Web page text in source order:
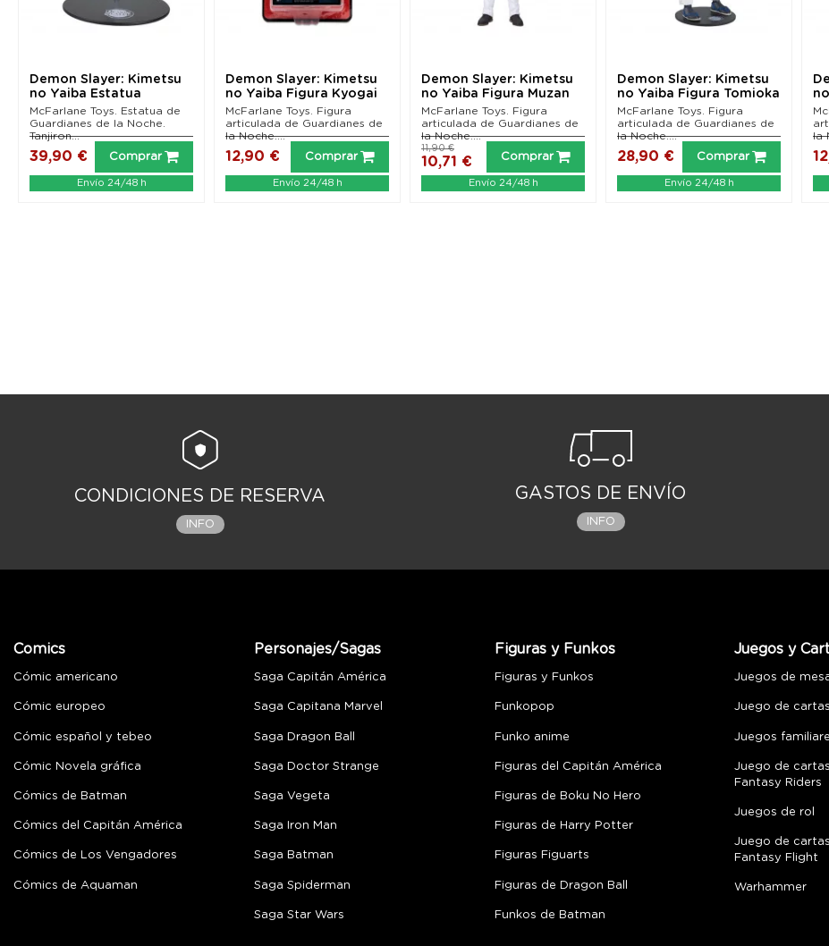
Demon Slayer: Kimetsu
no Yaiba Estatua
Tanjiron Kamado 30 cm
McFarlane Toys. Estatua de
Guardianes de la Noche.
Tanjiron...
39,90 € Comprar
Envío 24/48 h
Demon Slayer: Kimetsu
no Yaiba Figura Kyogai
13 cm
McFarlane Toys. Figura
articulada de Guardianes de
la Noche....
12,90 € Comprar
Envío 24/48 h
Demon Slayer: Kimetsu
no Yaiba Figura Muzan
Kibutsuji 13 cm
McFarlane Toys. Figura
articulada de Guardianes de
la Noche....
10,71 €
11,90 €
Comprar
Envío 24/48 h
Demon Slayer: Kimetsu
no Yaiba Figura Tomioka
Giyu 18 cm
McFarlane Toys. Figura
articulada de Guardianes de
la Noche....
28,90 € Comprar
Envío 24/48 h
la
CONDICIONES DE RESERVA
INFO
GASTOS DE ENVÍO
INFO
Comics
Cómic americano
Cómic europeo
Cómic español y tebeo
Cómic Novela gráfica
Cómics de Batman
Cómics del Capitán América
Cómics de Los Vengadores
Cómics de Aquaman
Personajes/Sagas
Saga Capitán América
Saga Capitana Marvel
Saga Dragon Ball
Saga Doctor Strange
Saga Vegeta
Saga Iron Man
Saga Batman
Saga Spiderman
Saga Star Wars
Figuras y Funkos
Figuras y Funkos
Funkopop
Funko anime
Figuras del Capitán América
Figuras de Boku No Hero
Figuras de Harry Potter
Figuras Figuarts
Figuras de Dragon Ball
Funkos de Batman
Juegos y
Juegos de
Juego de
Juegos
Juego de
Fantasy Riders
Juegos de rol
Juego de
Fantasy Flight
Warhammer